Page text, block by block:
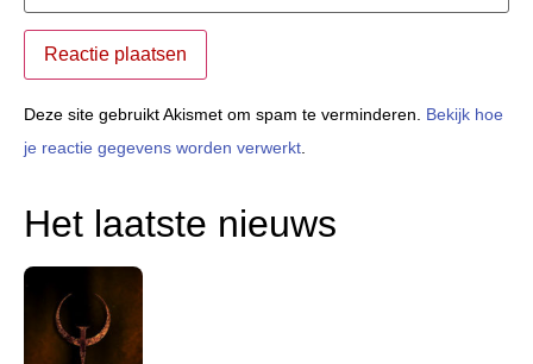
Deze site gebruikt Akismet om spam te verminderen. Bekijk hoe
je reactie gegevens worden verwerkt
Het laatste nieuws